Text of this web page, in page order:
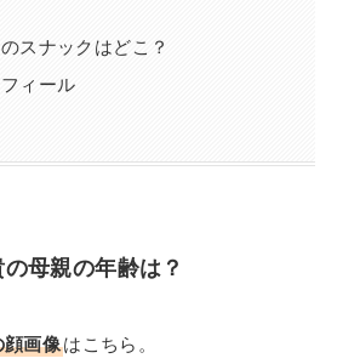
スナックはどこ？
ィール
の母親の年齢は？
顔画像はこちら。